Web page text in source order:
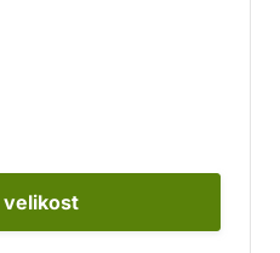
velikost